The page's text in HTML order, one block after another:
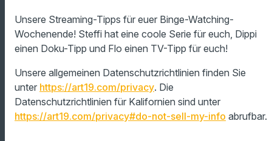
play_arrow Watching-Wochenende!
00:00 02:13
Unsere Streaming-Tipps für euer Binge-Watching-
Wochenende! Steffi hat eine coole Serie für euch, Dippi
einen Doku-Tipp und Flo einen TV-Tipp für euch!
Unsere allgemeinen Datenschutzrichtlinien finden Sie
unter https://art19.com/privacy. Die
Datenschutzrichtlinien für Kalifornien sind unter
https://art19.com/privacy#do-not-sell-my-info abrufbar.